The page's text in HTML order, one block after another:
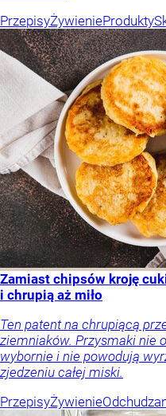
PrzepisyŻywienieProdukty
Zamiast chipsów kroję
i chrupią aż miło
Ten patent na chrupiącą
ziemniaków. Przysmaki nie
wybornie i nie powodują
zjedzeniu całej miski.
PrzepisyŻywienie